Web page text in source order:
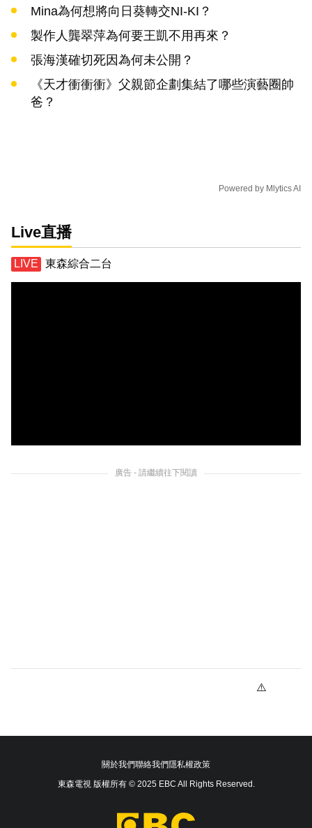
Mina為何想將向日葵轉交NI-KI？
製作人龔翠萍為何要王凱不用再來？
張海漢確切死因為何未公開？
《天才衝衝衝》父親節企劃集結了哪些演藝圈帥
爸？
Powered by Mlytics AI
Live直播
東森綜合二台
廣告 - 請繼續往下閱讀
關於我們聯絡我們隱私權政策
東森電視 版權所有 © 2025 EBC All Rights Reserved.